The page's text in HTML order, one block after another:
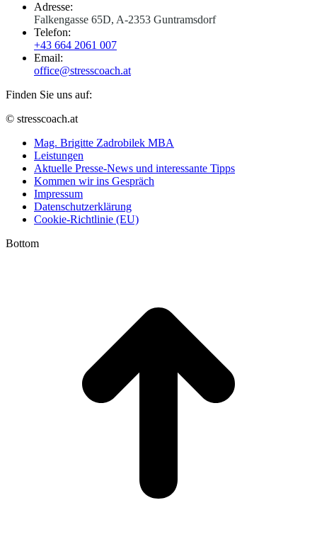
Adresse:
Falkengasse 65D, A-2353 Guntramsdorf
Telefon:
+43 664 2061 007
Email:
office@stresscoach.at
Finden Sie uns auf:
YouTube
opens
new
window
Linkedin
opens
new
window
XING
opens
new
window
© stresscoach.at
Mag. Brigitte Zadrobilek MBA
Leistungen
Aktuelle Presse-News und interessante Tipps
Kommen wir ins Gespräch
Impressum
Datenschutzerklärung
Cookie-Richtlinie (EU)
Bottom